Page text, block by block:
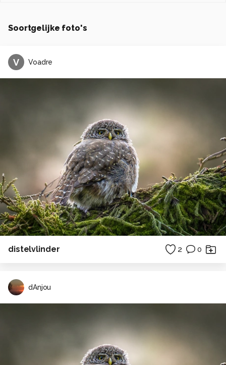
Soortgelijke foto's
V Voadre
distelvlinder 2 0
dAnjou